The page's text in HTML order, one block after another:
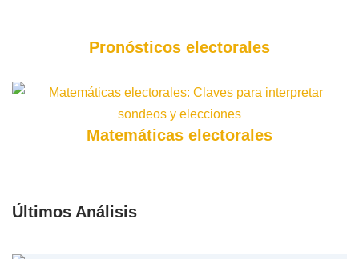
Pronósticos electorales
Matemáticas electorales
Últimos Análisis